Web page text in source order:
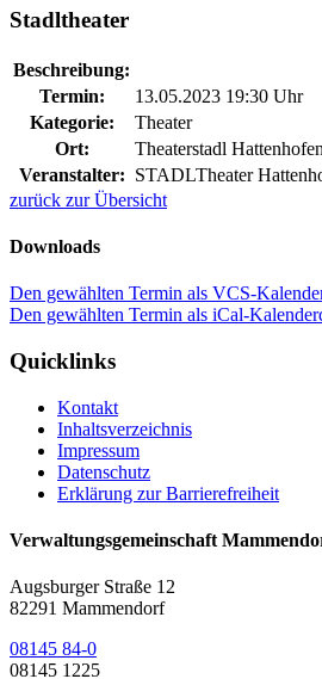
Stadltheater
Beschreibung:
Termin:
13.05.2023 19:30 Uhr
Kategorie:
Theater
Ort:
Theaterstadl Hattenhofen
Veranstalter: STADLTheater
zurück zur Übersicht
Downloads
Den gewählten Termin als VCS-
Den gewählten Termin als iCal-
Quicklinks
Kontakt
Inhaltsverzeichnis
Impressum
Datenschutz
Erklärung zur Barrierefreiheit
Verwaltungsgemeinschaft
Augsburger Straße 12
82291 Mammendorf
08145 84-0
08145 1225